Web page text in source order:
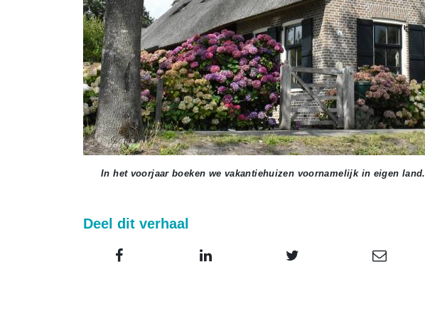
In het voorjaar boeken we vakantiehuizen voornamelijk in eigen land.
Deel dit verhaal